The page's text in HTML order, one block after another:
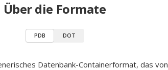
Über die Formate
PDB DOT
Datenbank-Containerformat, das von